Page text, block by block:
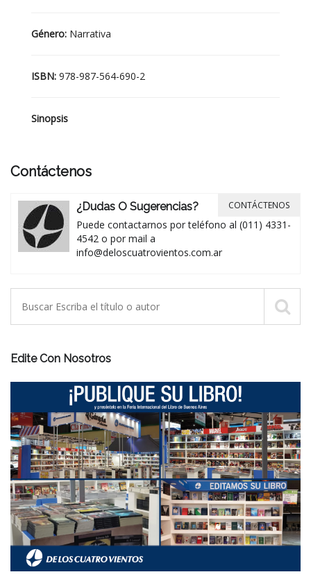
Género: Narrativa
ISBN: 978-987-564-690-2
Sinopsis
Contáctenos
¿Dudas O Sugerencias?
Puede contactarnos por teléfono al (011) 4331-
4542 o por mail a
info@deloscuatrovientos.com.ar
CONTÁCTENOS
Edite Con Nosotros